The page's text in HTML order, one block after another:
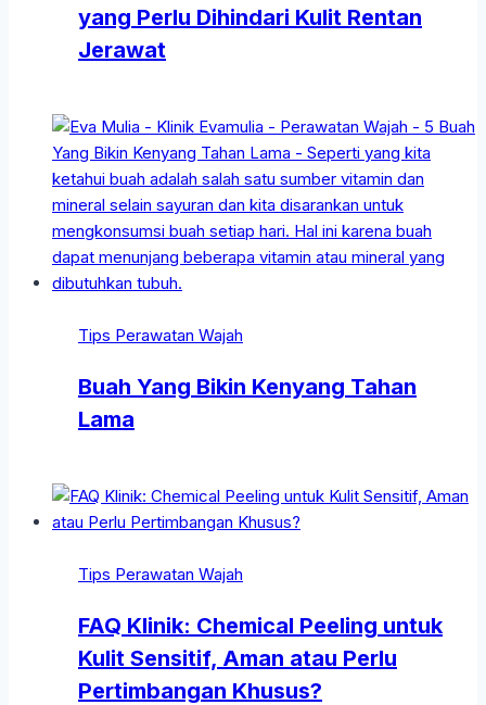
yang Perlu Dihindari Kulit Rentan
Jerawat
Tips Perawatan Wajah
Buah Yang Bikin Kenyang Tahan
Lama
Tips Perawatan Wajah
FAQ Klinik: Chemical Peeling untuk
Kulit Sensitif, Aman atau Perlu
Pertimbangan Khusus?